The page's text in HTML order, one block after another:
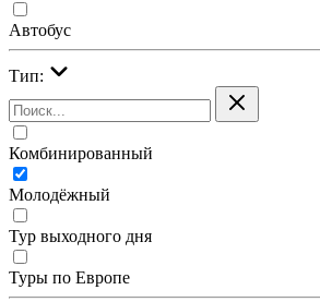
Автобус
Тип:
Комбинированный
Молодёжный
Тур выходного дня
Туры по Европе